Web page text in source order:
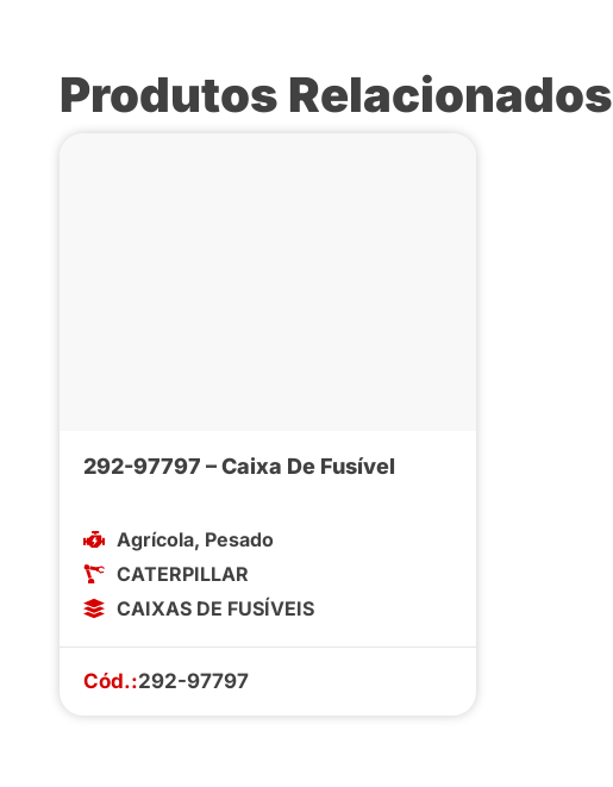
Produtos Relacionados
292-97797 – Caixa De Fusível
Agrícola, Pesado
CATERPILLAR
CAIXAS DE FUSÍVEIS
Cód.:292-97797